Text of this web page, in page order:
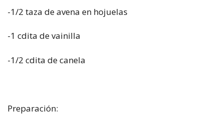
-1/2 taza de avena en hojuelas
-1 cdita de vainilla
-1/2 cdita de canela
Preparación: